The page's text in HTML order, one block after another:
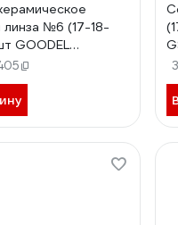
линза №6 (17-18-
GOODEL